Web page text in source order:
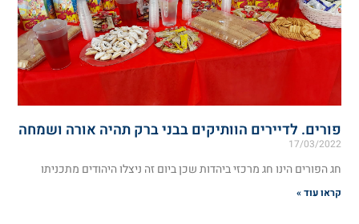
פורים. לדיירים הוותיקים בבני ברק תהיה אורה ושמחה
17/03/2022
חג הפורים הינו חג מרכזי ביהדות שכן ביום זה ניצלו היהודים מתכניתו
קראו עוד »